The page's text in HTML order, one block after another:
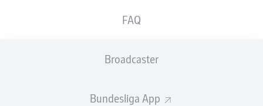
FAQ
Broadcaster
Bundesliga App
Der eingewechselte Nkunku setzt aus 20 Metern einen